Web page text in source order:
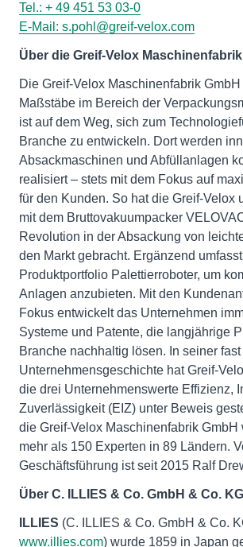
Tel.: + 49 451 53 03-0
E-Mail: s.pohl@greif-velox.com
Über die Greif-Velox Maschinenfabrik
Die Greif-Velox Maschinenfabrik
Maßstäbe im Bereich der
ist auf dem Weg, sich zum
Branche zu entwickeln. Dort werden
Absackmaschinen und Abfüllanlagen
realisiert – stets mit dem Fokus auf
für den Kunden. So hat die Greif-Velox
mit dem Bruttovakuumpacker
Revolution in der Absackung von
den Markt gebracht. Ergänzend
Produktportfolio Palettierroboter, um
Anlagen anzubieten. Mit den
Fokus entwickelt das Unternehmen
Systeme und Patente, die langjährige
Branche nachhaltig lösen. In seiner
Unternehmensgeschichte hat Greif-
die drei Unternehmenswerte Effizienz,
Zuverlässigkeit (EIZ) unter Beweis
die Greif-Velox Maschinenfabrik GmbH
mehr als 150 Experten in 89 Ländern.
Geschäftsführung ist seit 2015 Ralf
Über C. ILLIES & Co. GmbH & Co. KG
ILLIES (C. ILLIES & Co. GmbH & Co.
www.illies.com) wurde 1859 in Japan